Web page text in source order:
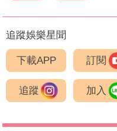
追蹤娛樂星聞
下載APP 訂閱
追蹤 加入